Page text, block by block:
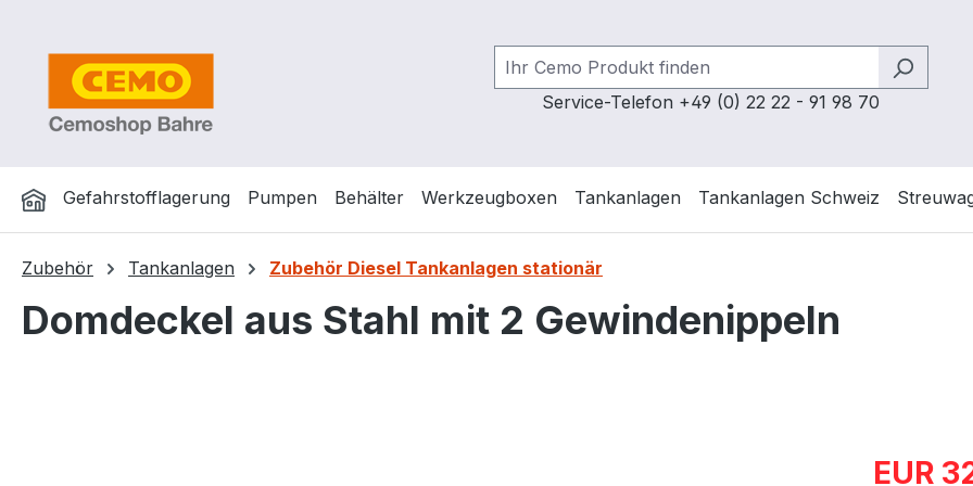
Service-Telefon +49 (0) 22 22 - 91 98 70
Gefahrstofflagerung Pumpen Behälter Werkzeugboxen Tankanlagen Tankanlagen Schweiz
Zubehör Tankanlagen Zubehör Diesel Tankanlagen stationär
Domdeckel aus Stahl mit 2 Gewindenippeln
EUR